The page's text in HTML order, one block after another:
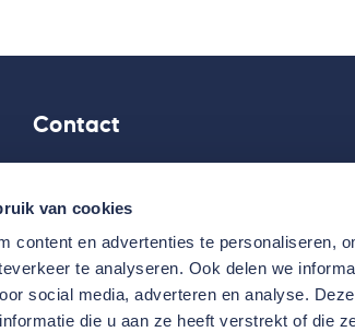
van cookies
content en advertenties te personaliseren,
te analyseren. Ook delen we
social media, adverteren en analyse.
die u aan ze heeft verstrekt of die
Contact
043 - 601 82 22